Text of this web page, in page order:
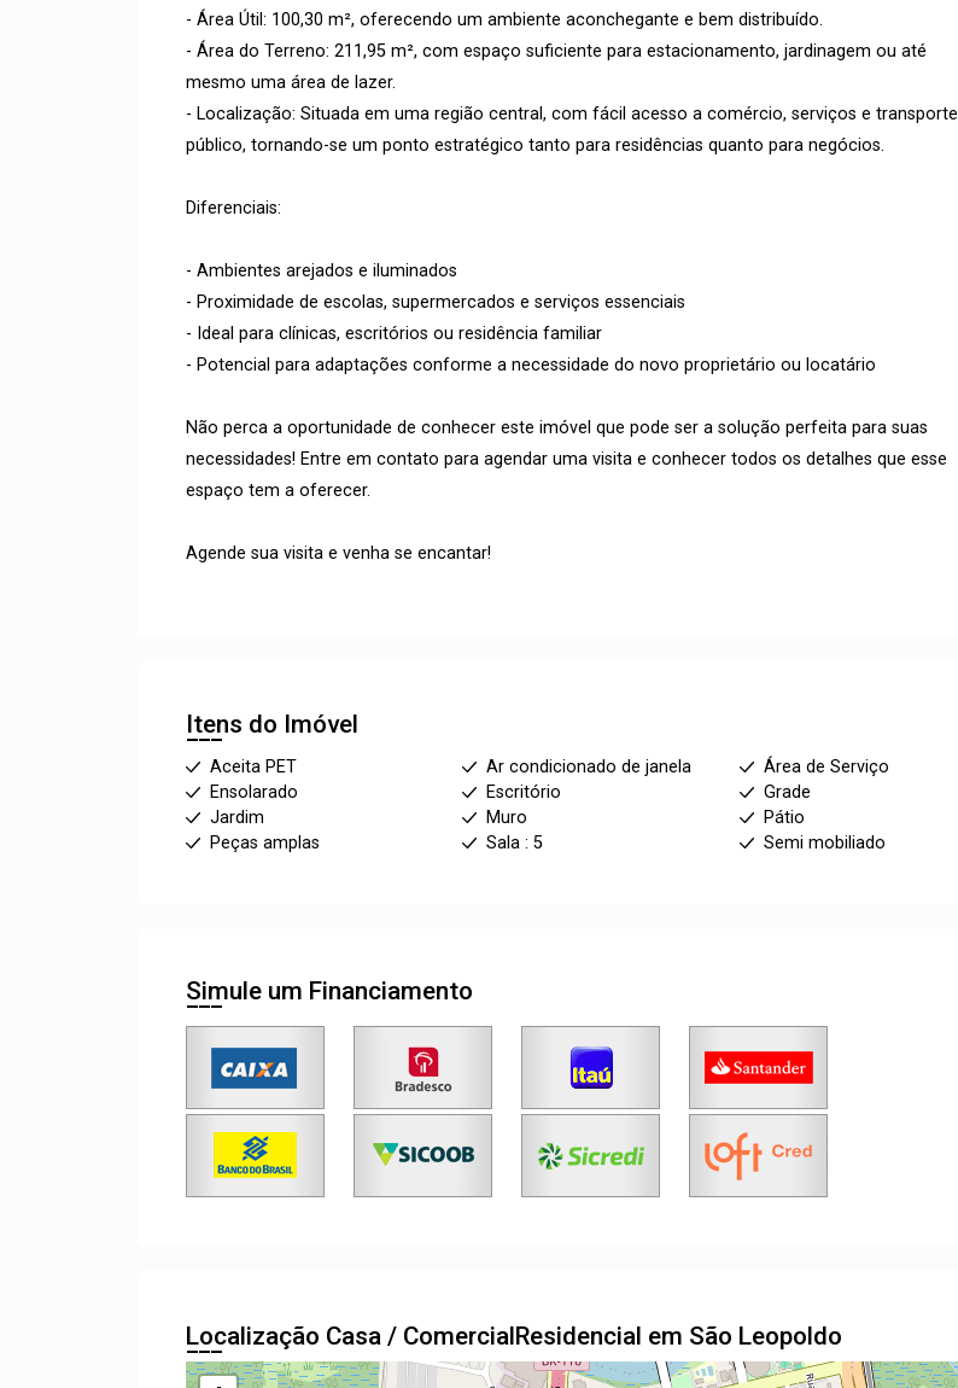
- Área Útil: 100,30 m², oferecendo um ambiente aconchegante e bem distribuído.
- Área do Terreno: 211,95 m², com espaço suficiente para estacionamento, jardinagem ou até
mesmo uma área de lazer.
- Localização: Situada em uma região central, com fácil acesso a comércio, serviços e transporte
público, tornando-se um ponto estratégico tanto para residências quanto para negócios.
Diferenciais:
- Ambientes arejados e iluminados
- Proximidade de escolas, supermercados e serviços essenciais
- Ideal para clínicas, escritórios ou residência familiar
- Potencial para adaptações conforme a necessidade do novo proprietário ou locatário
Não perca a oportunidade de conhecer este imóvel que pode ser a solução perfeita para suas
necessidades! Entre em contato para agendar uma visita e conhecer todos os detalhes que esse
espaço tem a oferecer.
Agende sua visita e venha se encantar!
Itens do Imóvel
Aceita PET Ar condicionado de janela
Área de Serviço
Ensolarado
Escritório
Grade
Jardim
Muro
Pátio
Peças amplas
Sala : 5 Semi mobiliado
Simule um Financiamento
Localização Casa / ComercialResidencial em São Leopoldo